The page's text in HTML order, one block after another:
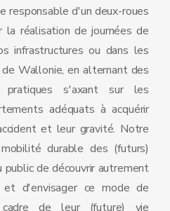
responsable d'un deux-roues
la réalisation de journées de
infrastructures ou dans les
Wallonie, en alternant des
s'axant sur les
adéquats à acquérir
et leur gravité. Notre
durable des (futurs)
de découvrir autrement
d'envisager ce mode de
de leur (future) vie